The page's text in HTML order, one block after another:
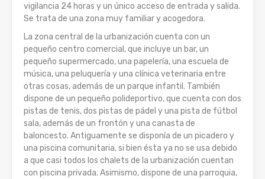
vigilancia 24 horas y un único acceso de entrada y salida.
Se trata de una zona muy familiar y acogedora.
La zona central de la urbanización cuenta con un
pequeño centro comercial, que incluye un bar, un
pequeño supermercado, una papelería, una escuela de
música, una peluquería y una clínica veterinaria entre
otras cosas, además de un parque infantil. También
dispone de un pequeño polideportivo, que cuenta con dos
pistas de tenis, dos pistas de pádel y una pista de fútbol
sala, además de un frontón y una canasta de
baloncesto. Antiguamente se disponía de un picadero y
una piscina comunitaria, si bien ésta ya no se usa debido
a que casi todos los chalets de la urbanización cuentan
con piscina privada. Asimismo, dispone de una parroquia,